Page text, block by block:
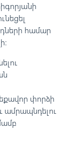
համար
փորձի